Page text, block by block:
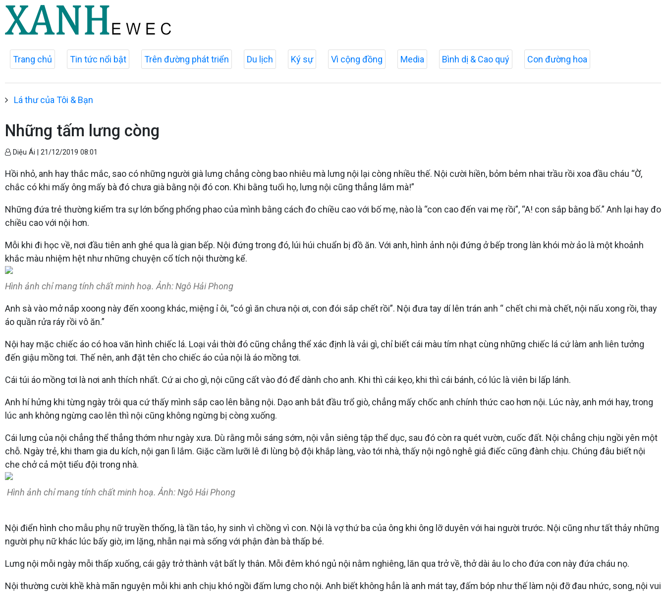
Trang chủ Tin tức nổi bật Trên đường phát triển Du lịch Ký sự Vì cộng đồng Media Bình dị & Cao quý Con đường hoa
Lá thư của Tôi & Bạn
Những tấm lưng còng
Diệu Ái | 21/12/2019 08:01
Hồi nhỏ, anh hay thắc mắc, sao có những người già lưng chẳng còng bao nhiêu mà lưng nội lại còng nhiều thế. Nội cười hiền, bỏm bẻm nhai trầu rồi xoa đầu cháu “Ờ,
chắc có khi mấy ông mấy bà đó chưa già bằng nội đó con. Khi bằng tuổi họ, lưng nội cũng thẳng lắm mà!”
Những đứa trẻ thường kiểm tra sự lớn bổng phổng phao của mình bằng cách đo chiều cao với bố mẹ, nào là “con cao đến vai mẹ rồi”, “A! con sắp bằng bố.” Anh lại hay đo
chiều cao với nội hơn.
Mỗi khi đi học về, nơi đầu tiên anh ghé qua là gian bếp. Nội đứng trong đó, lúi húi chuẩn bị đồ ăn. Với anh, hình ảnh nội đứng ở bếp trong làn khói mờ ảo là một khoảnh
khắc màu nhiệm hệt như những chuyện cổ tích nội thường kể.
Hình ảnh chỉ mang tính chất minh hoạ. Ảnh: Ngô Hải Phong
Anh sà vào mở nắp xoong này đến xoong khác, miệng ỉ ôi, “có gì ăn chưa nội ơi, con đói sắp chết rồi”. Nội đưa tay dí lên trán anh “ chết chi mà chết, nội nấu xong rồi, thay
áo quần rửa ráy rồi vô ăn.”
Nội hay mặc chiếc áo có hoa văn hình chiếc lá. Loại vải thời đó cũng chẳng thể xác định là vải gì, chỉ biết cái màu tím nhạt cùng những chiếc lá cứ làm anh liên tưởng
đến giậu mồng tơi. Thế nên, anh đặt tên cho chiếc áo của nội là áo mồng tơi.
Cái túi áo mồng tơi là nơi anh thích nhất. Cứ ai cho gì, nội cũng cất vào đó để dành cho anh. Khi thì cái kẹo, khi thì cái bánh, có lúc là viên bi lấp lánh.
Anh hí hửng khi từng ngày trôi qua cứ thấy mình sắp cao lên bằng nội. Dạo anh bắt đầu trổ giò, chẳng mấy chốc anh chính thức cao hơn nội. Lúc này, anh mới hay, trong
lúc anh không ngừng cao lên thì nội cũng không ngừng bị còng xuống.
Cái lưng của nội chẳng thể thẳng thớm như ngày xưa. Dù rằng mỗi sáng sớm, nội vẫn siêng tập thể dục, sau đó còn ra quét vườn, cuốc đất. Nội chẳng chịu ngồi yên một
chỗ. Ngày trẻ, khi tham gia du kích, nội gan lì lắm. Giặc cầm lưỡi lê đi lùng bộ đội khắp làng, vào tới nhà, thấy nội ngô nghê giả điếc cũng đành chịu. Chúng đâu biết nội
che chở cả một tiểu đội trong nhà.
Hình ảnh chỉ mang tính chất minh hoạ. Ảnh: Ngô Hải Phong
Nội điển hình cho mẫu phụ nữ truyền thống, là tần tảo, hy sinh vì chồng vì con. Nội là vợ thứ ba của ông khi ông lỡ duyên với hai người trước. Nội cũng như tất thảy những
người phụ nữ khác lúc bấy giờ, im lặng, nhẫn nại mà sống với phận đàn bà thấp bé.
Lưng nội mỗi ngày mỗi thấp xuống, cái gậy trở thành vật bất ly thân. Mỗi đêm khó ngủ nội nằm nghiêng, lăn qua trở về, thở dài âu lo cho đứa con này đứa cháu nọ.
Nội thường cười khề khà mãn nguyện mỗi khi anh chịu khó ngồi đấm lưng cho nội. Anh biết không hẳn là anh mát tay, đấm bóp như thế làm nội đỡ đau nhức, song, nội vui